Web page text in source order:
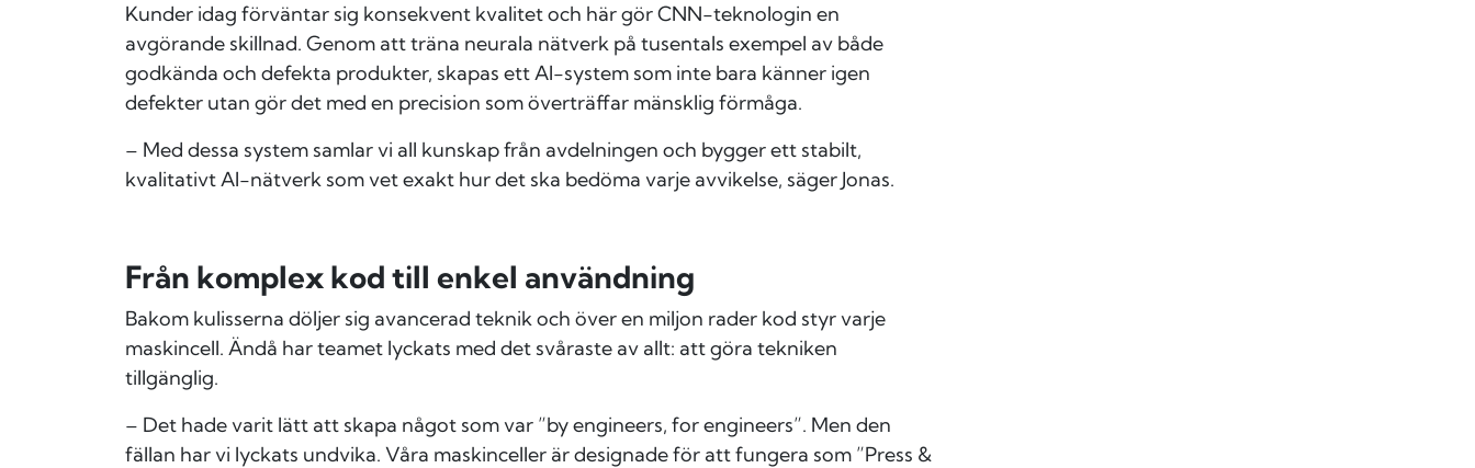
Kunder idag förväntar sig konsekvent kvalitet och här gör CNN-teknologin en
avgörande skillnad. Genom att träna neurala nätverk på tusentals exempel av både
godkända och defekta produkter, skapas ett AI-system som inte bara känner igen
defekter utan gör det med en precision som överträffar mänsklig förmåga.
– Med dessa system samlar vi all kunskap från avdelningen och bygger ett stabilt,
kvalitativt AI-nätverk som vet exakt hur det ska bedöma varje avvikelse, säger Jonas.
Från komplex kod till enkel användning
Bakom kulisserna döljer sig avancerad teknik och över en miljon rader kod styr varje
maskincell. Ändå har teamet lyckats med det svåraste av allt: att göra tekniken
tillgänglig.
– Det hade varit lätt att skapa något som var ”by engineers, for engineers”. Men den
fällan har vi lyckats undvika. Våra maskinceller är designade för att fungera som ”Press &